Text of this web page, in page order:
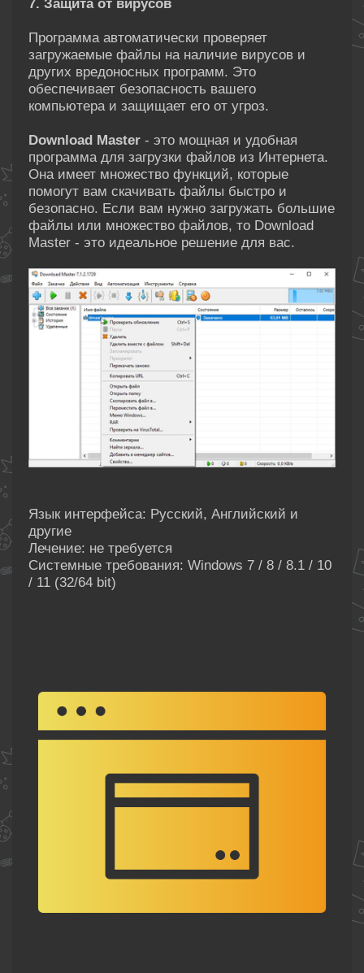
7. Защита от вирусов
Программа автоматически проверяет
загружаемые файлы на наличие вирусов и
других вредоносных программ. Это
обеспечивает безопасность вашего
компьютера и защищает его от угроз.
Download Master - это мощная и удобная
программа для загрузки файлов из Интернета.
Она имеет множество функций, которые
помогут вам скачивать файлы быстро и
безопасно. Если вам нужно загружать большие
файлы или множество файлов, то Download
Master - это идеальное решение для вас.
Язык интерфейса: Русский, Английский и
другие
Лечение: не требуется
Системные требования: Windows 7 / 8 / 8.1 / 10
/ 11 (32/64 bit)